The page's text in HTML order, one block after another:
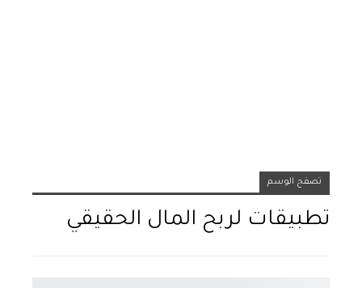
تصفح الوسم
تطبيقات لربح المال الحقيقي